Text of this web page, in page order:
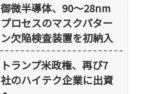
御微半導体、90～28nm
プロセスのマスクパター
ン欠陥検査装置を初納入
トランプ米政権、再び7
社のハイテク企業に出資